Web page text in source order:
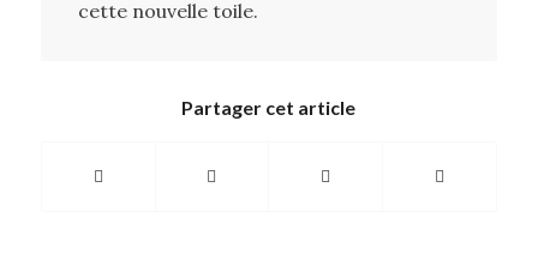
cette nouvelle toile.
Partager cet article